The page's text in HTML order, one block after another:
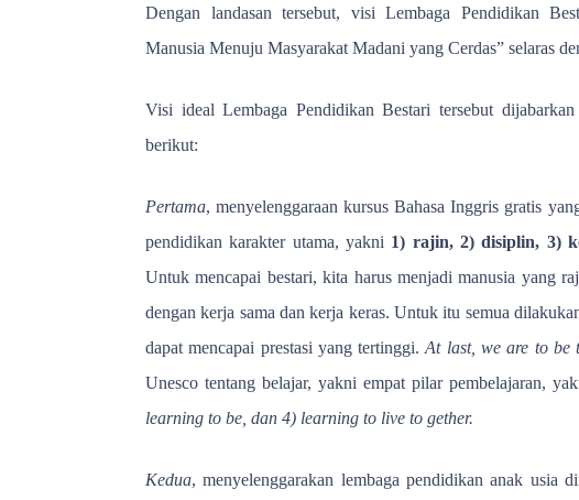
Dengan landasan tersebut, visi Lembaga Pendidikan
Manusia Menuju Masyarakat Madani yang Cerdas” selaras
Visi ideal Lembaga Pendidikan Bestari tersebut
berikut:
Pertama, menyelenggaraan kursus Bahasa Inggris gratis
pendidikan karakter utama, yakni 1) rajin, 2) disiplin, 3)
Untuk mencapai bestari, kita harus menjadi manusia yang
dengan kerja sama dan kerja keras. Untuk itu semua
dapat mencapai prestasi yang tertinggi.At last, we are to be
Unesco tentang belajar, yakni empat pilar pembelajaran,
learning to be, dan 4) learning to live to gether.
Kedua, menyelenggarakan lembaga pendidikan anak usia